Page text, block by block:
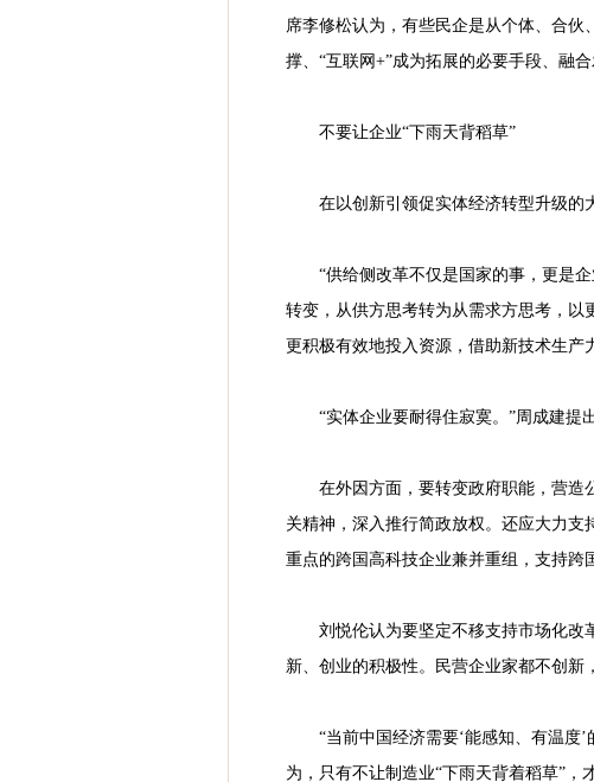
席李修松认为，有些民企是从个体、合
撑、“互联网+”成为拓展的必要手段、融
不要让企业“下雨天背稻草”
在以创新引领促实体经济转型升级的
“供给侧改革不仅是国家的事，更是
转变，从供方思考转为从需求方思考，以
更积极有效地投入资源，借助新技术生产
“实体企业要耐得住寂寞。”周成建提
在外因方面，要转变政府职能，营造
关精神，深入推行简政放权。还应大力
重点的跨国高科技企业兼并重组，支持跨
刘悦伦认为要坚定不移支持市场化改
新、创业的积极性。民营企业家都不创新
“当前中国经济需要‘能感知、有温度
为，只有不让制造业“下雨天背着稻草”，